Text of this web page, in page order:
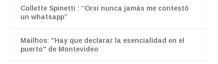
Collette Spinetti : “Orsi nunca jamás me contestó
un whatsapp”
Mailhos: "Hay que declarar la esencialidad en el
puerto" de Montevideo